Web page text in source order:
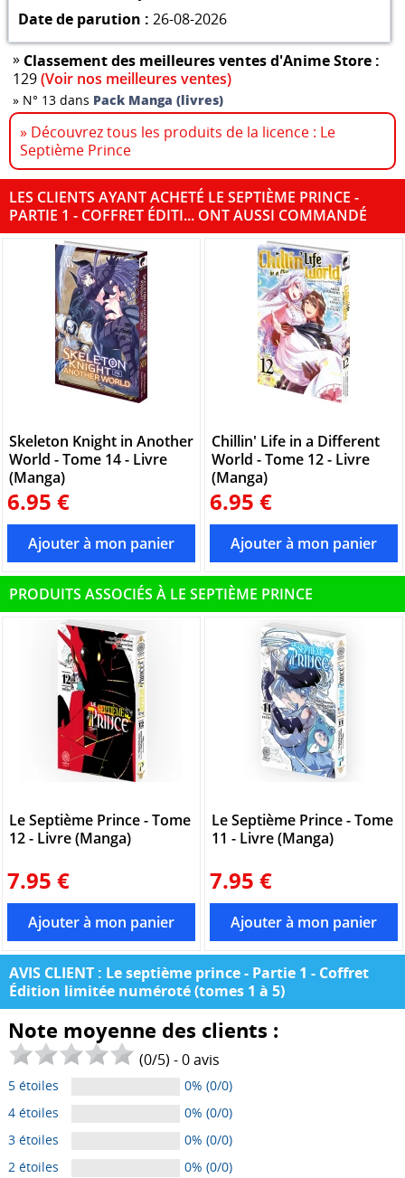
Date de parution : 26-08-2026
» Classement des meilleures ventes d'Anime Store :
129(Voir nos meilleures ventes)
» N° 13 dans Pack Manga (livres)
» Découvrez tous les produits de la licence : Le
Septième Prince
LES CLIENTS AYANT ACHETÉ LE SEPTIÈME PRINCE -
PARTIE 1 - COFFRET ÉDITI... ONT AUSSI COMMANDÉ
Skeleton Knight in Another
World - Tome 14 - Livre
(Manga)
6.95 €
Chillin' Life in a Different
World - Tome 12 - Livre
(Manga)
6.95 €
PRODUITS ASSOCIÉS À LE SEPTIÈME PRINCE
Le Septième Prince - Tome
12 - Livre (Manga)
7.95 €
Le Septième Prince - Tome
11 - Livre (Manga)
7.95 €
AVIS CLIENT : Le septième prince - Partie 1 - Coffret
Édition limitée numéroté (tomes 1 à 5)
Note moyenne des clients :
(0/5) -0avis
5 étoiles
0% (0/0)
4 étoiles
0% (0/0)
3 étoiles
0% (0/0)
2 étoiles
0% (0/0)